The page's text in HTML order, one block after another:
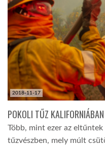
TROPICALMAGAZIN
GLOBOTV
AFRIKA TUDÁSTÁR
2018-11-17
POKOLI TŰZ
Több, mint ezer az eltűntek
tűzvészben, mely múlt